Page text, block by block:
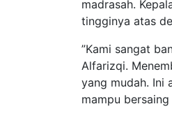
madrasah.
tingginya atas
​”Kami sangat
Alfarizqi.
yang mudah. Ini
mampu